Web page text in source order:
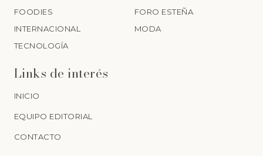
FOODIES
FORO ESTEÑA
INTERNACIONAL
MODA
TECNOLOGÍA
Links de interés
INICIO
EQUIPO EDITORIAL
CONTACTO